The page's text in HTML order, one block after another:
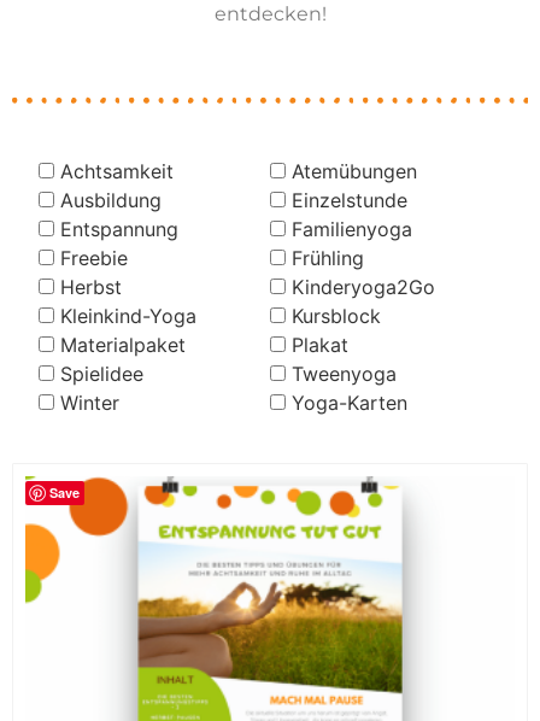
entdecken!
Achtsamkeit
Atemübungen
Ausbildung
Einzelstunde
Entspannung
Familienyoga
Freebie
Frühling
Herbst
Kinderyoga2Go
Kleinkind-Yoga
Kursblock
Materialpaket
Plakat
Spielidee
Tweenyoga
Winter
Yoga-Karten
Save